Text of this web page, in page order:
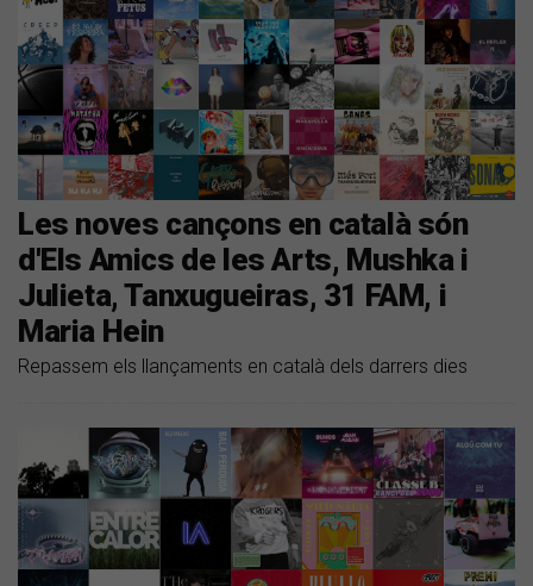
Les noves cançons en català són
d'Els Amics de les Arts, Mushka i
Julieta, Tanxugueiras, 31 FAM, i
Maria Hein
Repassem els llançaments en català dels darrers dies